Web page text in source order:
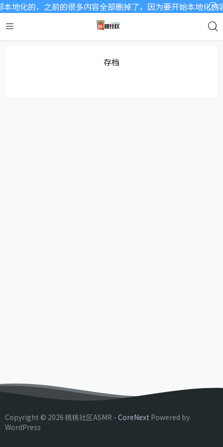
地化的，之前的很多内容全部删掉了，因为要开始本地化
存档
Copyright © 2026 桃桃社区ASMR - CoreNext Powered by
WordPress